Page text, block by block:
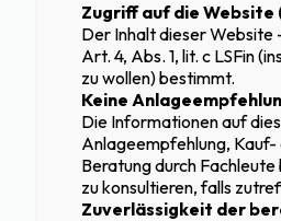
DIE
Zugriff auf die
Der Inhalt dieser Website
Art. 4, Abs. 1, lit. c LSFin
zu wollen) bestimmt.
Keine
Die Informationen auf
Anlageempfehlung,
Beratung durch
zu konsultieren, falls
Zuverlässigkeit der